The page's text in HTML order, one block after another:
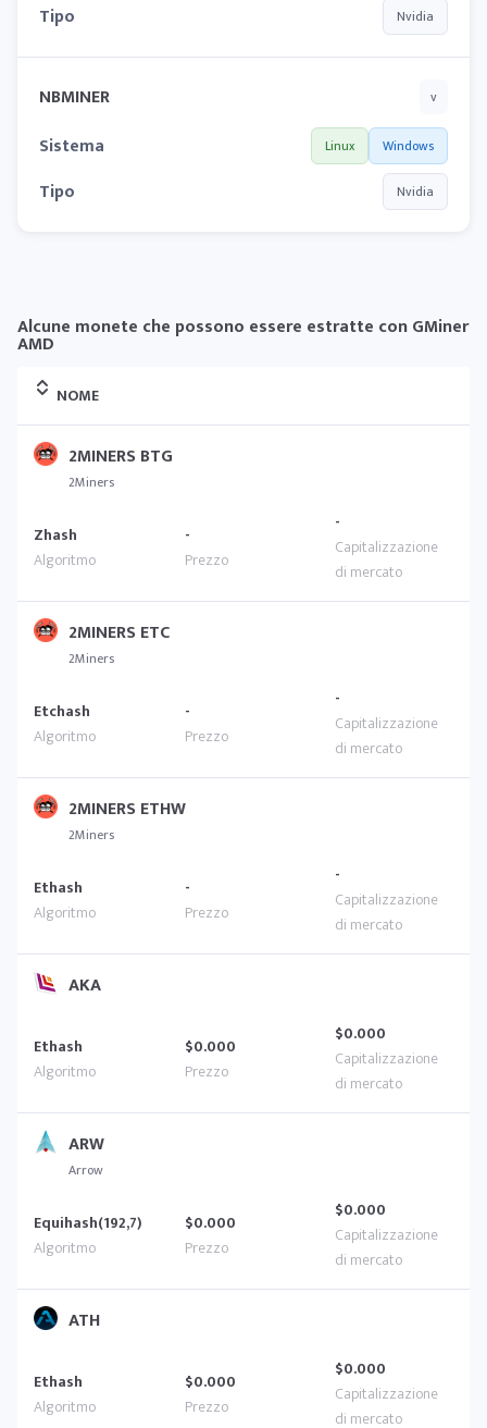
Tipo Nvidia
NBMINER v
Sistema Linux Windows
Tipo Nvidia
Alcune monete che possono essere estratte con GMiner
AMD
NOME
2MINERS BTG
2Miners
Zhash - -
2MINERS ETC
2Miners
Etchash - -
2MINERS ETHW
2Miners
Ethash - -
AKA
Ethash $0.000 $0.000
ARW
Arrow
Equihash(192,7) $0.000 $0.000
ATH
Ethash $0.000 $0.000